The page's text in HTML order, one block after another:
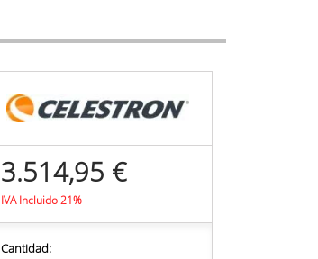
3.514,95 €
IVA Incluido 21%
Cantidad: